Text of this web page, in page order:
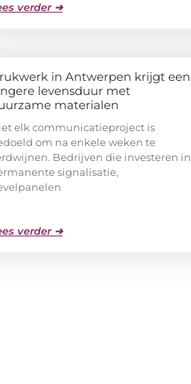
verder ➜
in Antwerpen krijgt een
levensduur met
materialen
elk communicatieproject is
om na enkele weken te
Bedrijven die investeren in
signalisatie,
verder ➜